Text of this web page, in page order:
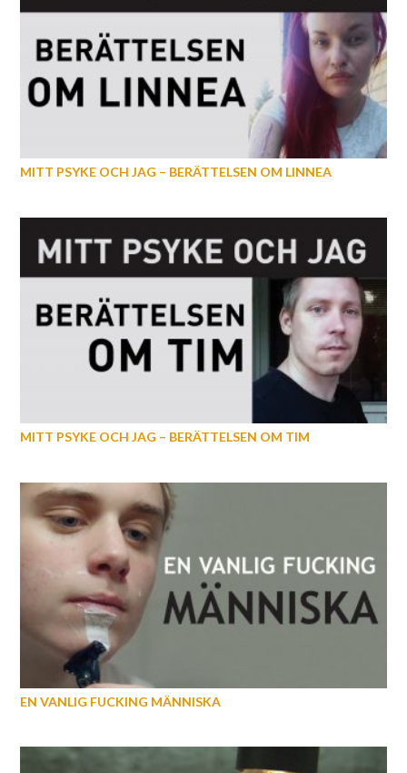
MITT PSYKE OCH JAG – BERÄTTELSEN OM LINNEA
MITT PSYKE OCH JAG – BERÄTTELSEN OM TIM
EN VANLIG FUCKING MÄNNISKA